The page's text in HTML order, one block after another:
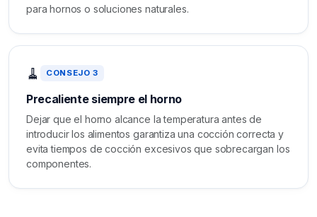
para hornos o soluciones naturales.
🧹 CONSEJO 3
Precaliente siempre el horno
Dejar que el horno alcance la temperatura antes de
introducir los alimentos garantiza una cocción correcta y
evita tiempos de cocción excesivos que sobrecargan los
componentes.